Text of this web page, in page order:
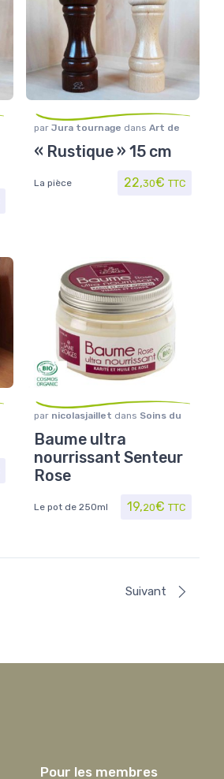
par Jura tournage dans Art de
à poivre et sel
« Rustique » 15 cm
La pièce 22,30€ TTC
par nicolasjaillet dans Soins du
Soins/Beauté
Baume ultra
nourrissant Senteur
Rose
Le pot de 250ml 19,20€ TTC
Suivant
Pour les membres